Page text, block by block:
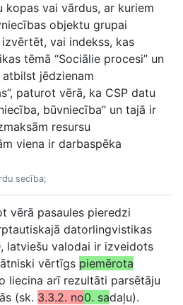
vai vārdus, ar kuriem
objektu grupai
vai indekss, kas
tēmā “Sociālie procesi” un
atbilst jēdzienam
paturot vērā, ka CSP datu
būvniecība” un tajā ir
resursu
viena ir darbaspēka
secība;
vērā pasaules pieredzi
datorlingvistikas
latviešu valodai ir izveidots
vērtīgs piemērota
liecina arī rezultāti parsētāju
(sk. 3.3.2. no0. sadaļu).